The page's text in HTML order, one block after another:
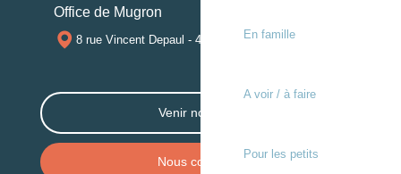
En famille
A voir / à faire
Pour les petits
Office de Mugron
8 rue Vincent Depaul - 40250 MUGRON
Venir nous voir
Nous contacter